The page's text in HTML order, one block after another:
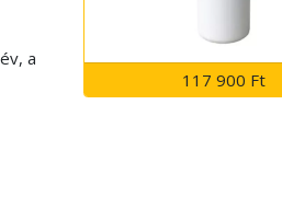
a
117 900 Ft